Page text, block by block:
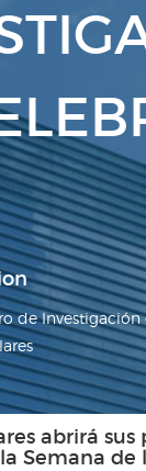
de Investigación
abrirá
Semana de